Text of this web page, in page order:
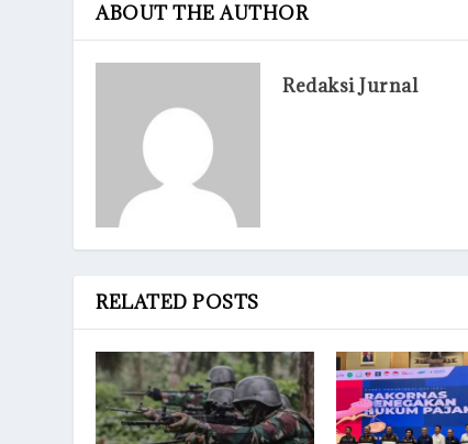
ABOUT THE AUTHOR
Redaksi Jurnal
RELATED POSTS